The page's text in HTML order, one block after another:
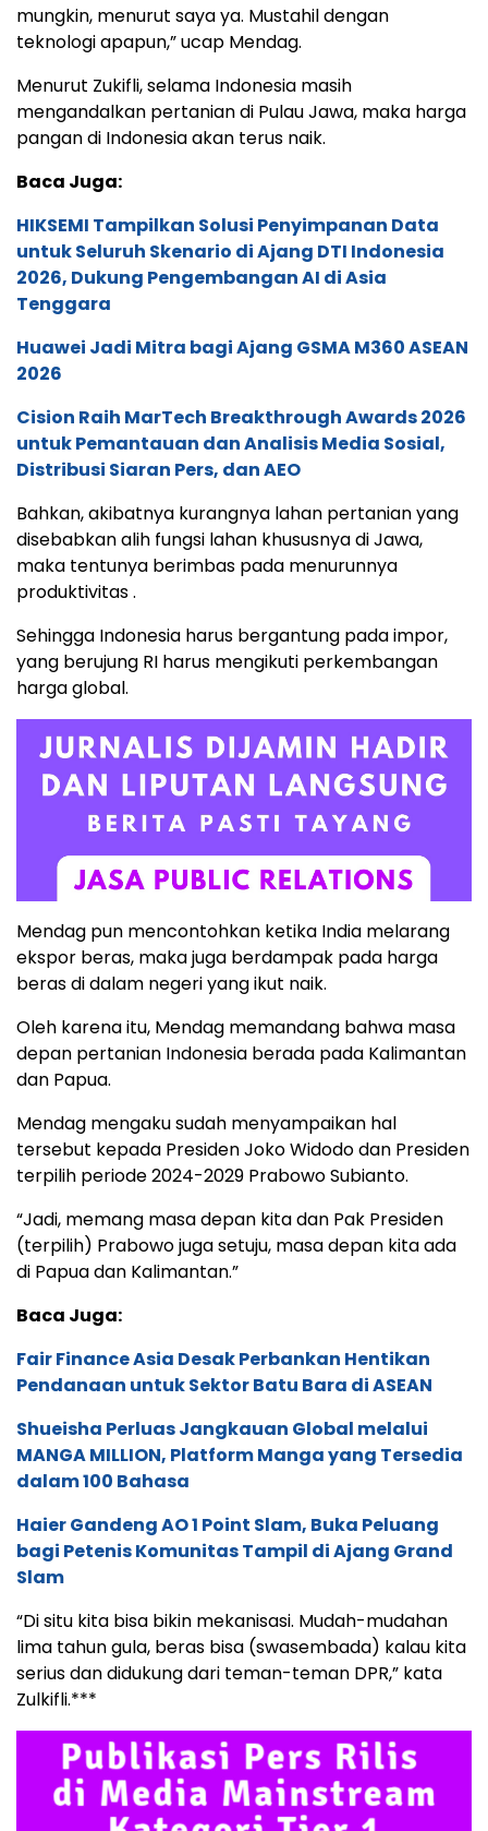
mungkin, menurut saya ya. Mustahil dengan
teknologi apapun,” ucap Mendag.
Menurut Zukifli, selama Indonesia masih
mengandalkan pertanian di Pulau Jawa, maka harga
pangan di Indonesia akan terus naik.
Baca Juga:
HIKSEMI Tampilkan Solusi Penyimpanan Data
untuk Seluruh Skenario di Ajang DTI Indonesia
2026, Dukung Pengembangan AI di Asia
Tenggara
Huawei Jadi Mitra bagi Ajang GSMA M360 ASEAN
2026
Cision Raih MarTech Breakthrough Awards 2026
untuk Pemantauan dan Analisis Media Sosial,
Distribusi Siaran Pers, dan AEO
Bahkan, akibatnya kurangnya lahan pertanian yang
disebabkan alih fungsi lahan khususnya di Jawa,
maka tentunya berimbas pada menurunnya
produktivitas .
Sehingga Indonesia harus bergantung pada impor,
yang berujung RI harus mengikuti perkembangan
harga global.
Mendag pun mencontohkan ketika India melarang
ekspor beras, maka juga berdampak pada harga
beras di dalam negeri yang ikut naik.
Oleh karena itu, Mendag memandang bahwa masa
depan pertanian Indonesia berada pada Kalimantan
dan Papua.
Mendag mengaku sudah menyampaikan hal
tersebut kepada Presiden Joko Widodo dan Presiden
terpilih periode 2024-2029 Prabowo Subianto.
“Jadi, memang masa depan kita dan Pak Presiden
(terpilih) Prabowo juga setuju, masa depan kita ada
di Papua dan Kalimantan.”
Baca Juga:
Fair Finance Asia Desak Perbankan Hentikan
Pendanaan untuk Sektor Batu Bara di ASEAN
Shueisha Perluas Jangkauan Global melalui
MANGA MILLION, Platform Manga yang Tersedia
dalam 100 Bahasa
Haier Gandeng AO 1 Point Slam, Buka Peluang
bagi Petenis Komunitas Tampil di Ajang Grand
Slam
“Di situ kita bisa bikin mekanisasi. Mudah-mudahan
lima tahun gula, beras bisa (swasembada) kalau kita
serius dan didukung dari teman-teman DPR,” kata
Zulkifli.***